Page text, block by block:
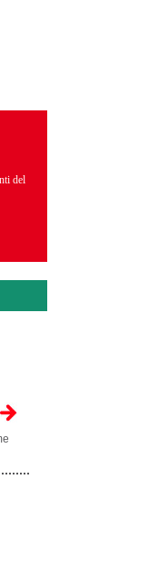
del